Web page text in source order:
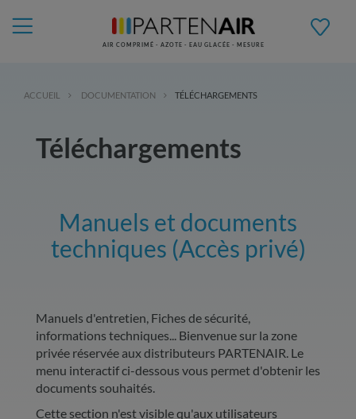
AIR COMPRIMÉ - AZOTE - EAU GLACÉE - MESURE
ACCUEIL DOCUMENTATION TÉLÉCHARGEMENTS
Téléchargements
Manuels et documents
techniques (Accès privé)
Manuels d'entretien, Fiches de sécurité,
informations techniques... Bienvenue sur la zone
privée réservée aux distributeurs PARTENAIR. Le
menu interactif ci-dessous vous permet d'obtenir les
documents souhaités.
Cette section n'est visible qu'aux utilisateurs